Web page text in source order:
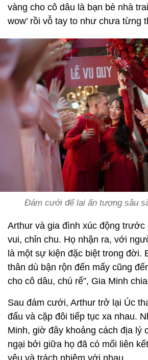
vàng cho cô dâu là bạn bè nhà
wow’ rồi vỗ tay to như chưa từng
Đám cưới để lại ấn tượng sâu
Arthur và gia đình xúc động
vui, chỉn chu. Họ nhận ra, với
là một sự kiện đặc biệt trong đời.
thân dù bận rộn đến mấy cũng
cho cô dâu, chú rể”, Gia Minh
Sau đám cưới, Arthur trở lại Úc
đấu và cặp đôi tiếp tục xa nhau.
Minh, giờ đây khoảng cách địa lý
ngại bởi giữa họ đã có mối liên